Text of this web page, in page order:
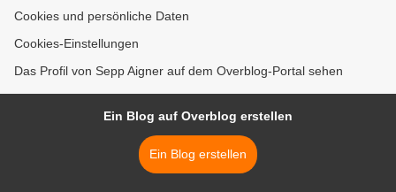
Cookies und persönliche Daten
Cookies-Einstellungen
Das Profil von Sepp Aigner auf dem Overblog-Portal sehen
Ein Blog auf Overblog erstellen
Ein Blog erstellen